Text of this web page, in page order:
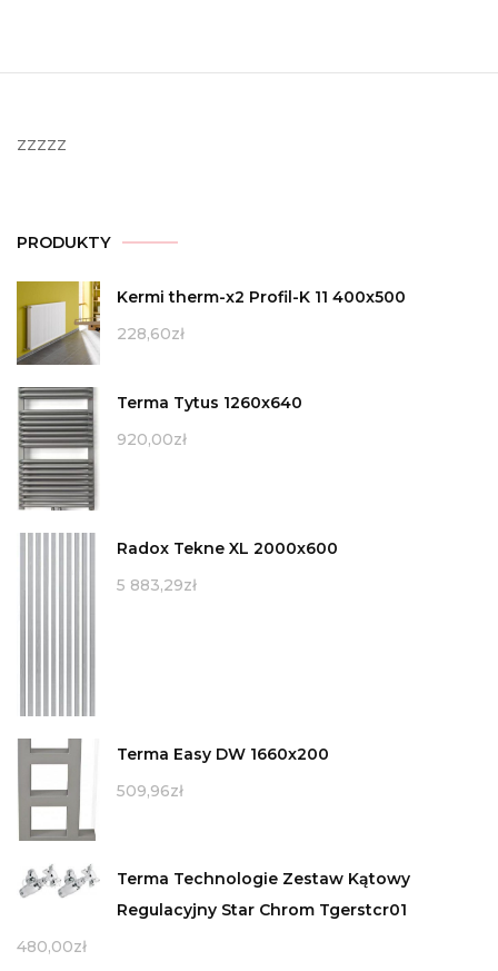
zzzzz
PRODUKTY
Kermi therm-x2 Profil-K 11 400x500
228,60zł
Terma Tytus 1260x640
920,00zł
Radox Tekne XL 2000x600
5 883,29zł
Terma Easy DW 1660x200
509,96zł
Terma Technologie Zestaw Kątowy
Regulacyjny Star Chrom Tgerstcr01
480,00zł